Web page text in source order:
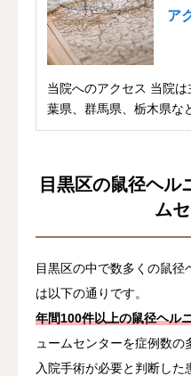
ア
当院へのアクセス 当院
葉県、群馬県、栃木県な
の...
目黒区の鼠径ヘル
ム
目黒区の中で数多くの鼠径
は以下の通りです。
年間100件以上の鼠径ヘル
ュームセンターを症例数の
入院手術が必要と判断し